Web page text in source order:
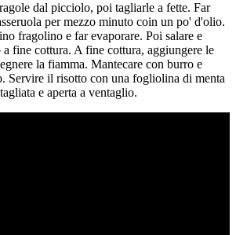
dal picciolo, poi tagliarle a fette. Far
per mezzo minuto coin un po' d'olio.
fragolino e far evaporare. Poi salare e
fine cottura. A fine cottura, aggiungere le
la fiamma. Mantecare con burro e
Servire il risotto con una fogliolina di menta
e aperta a ventaglio.